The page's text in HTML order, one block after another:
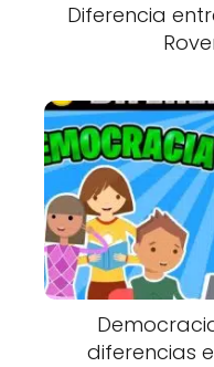
Diferencia
diferencias